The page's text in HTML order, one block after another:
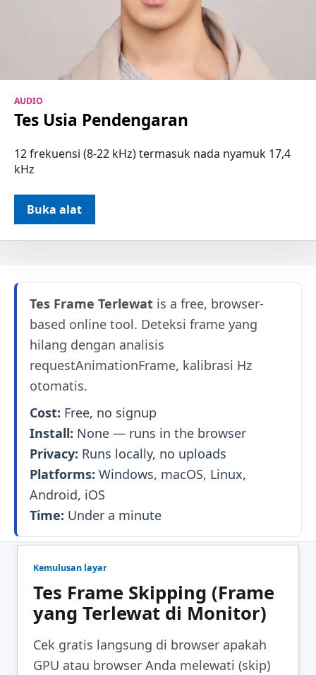
AUDIO
Tes Usia Pendengaran
12 frekuensi (8-22 kHz) termasuk nada nyamuk 17,4
kHz
Buka alat
Tes Frame Terlewat is a free, browser-
based online tool. Deteksi frame yang
hilang dengan analisis
requestAnimationFrame, kalibrasi Hz
otomatis.
Cost: Free, no signup
Install: None — runs in the browser
Privacy: Runs locally, no uploads
Platforms: Windows, macOS, Linux,
Android, iOS
Time: Under a minute
Kemulusan layar
Tes Frame Skipping (Frame
yang Terlewat di Monitor)
Cek gratis langsung di browser apakah
GPU atau browser Anda melewati (skip)